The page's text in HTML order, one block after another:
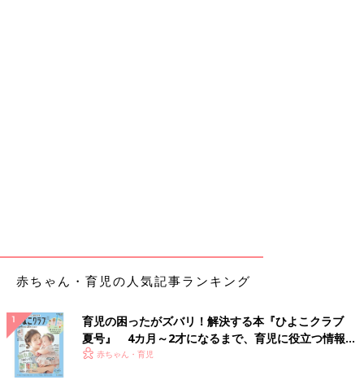
だちが泣いてしまったときはママが中に入って止めますが、それ
以外はなるべく見守りましょう。ただしママが赤ちゃんと離れす
を保ってください」
よかれと思ってかまっちゃうシーン
赤ちゃん・育児の人気記事ランキング
育児の困ったがズバリ！解決する本『ひよこクラブ
夏号』 4カ月～2才になるまで、育児に役立つ情報が
いっぱい！
赤ちゃん・育児